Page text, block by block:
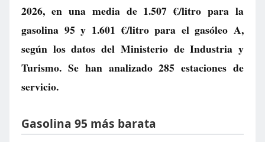
2026, en una media de 1.507 €/litro para la
gasolina 95 y 1.601 €/litropara el gasóleo A,
según los datos del Ministerio de Industria y
Turismo. Se han analizado 285 estaciones de
servicio.
Gasolina 95 más barata